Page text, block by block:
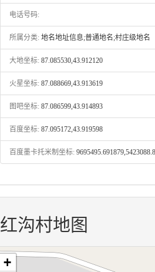
电话号码:
所属分类: 地名地址信息;普通地名;村庄级地名
大地坐标: 87.085530,43.912120
火星坐标: 87.088669,43.913619
图吧坐标: 87.086599,43.914893
百度坐标: 87.095172,43.919598
百度墨卡托米制坐标:
红沟村地图
+